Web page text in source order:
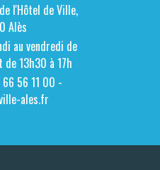
l'Hôtel de Ville,
Alès
au vendredi de
de 13h30 à 17h
56 11 00 -
ales.fr